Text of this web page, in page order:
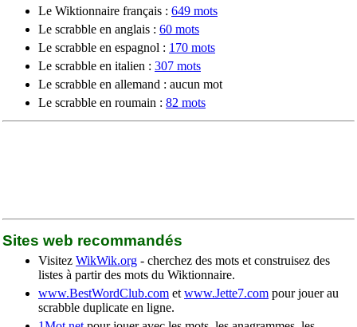
Le Wiktionnaire français : 649 mots
Le scrabble en anglais : 60 mots
Le scrabble en espagnol : 170 mots
Le scrabble en italien : 307 mots
Le scrabble en allemand : aucun mot
Le scrabble en roumain : 82 mots
Sites web recommandés
Visitez WikWik.org - cherchez des mots et construisez des
listes à partir des mots du Wiktionnaire.
www.BestWordClub.com et www.Jette7.com pour jouer au
scrabble duplicate en ligne.